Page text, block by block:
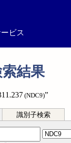
ビス
索結果
(NDC9)”
識別子検索